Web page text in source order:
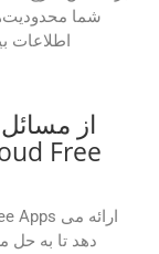
شما
اطلاعات
Free
دهد تا به حل